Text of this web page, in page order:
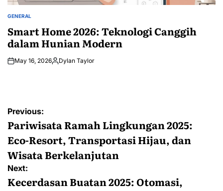
POSTED
GENERAL
Smart Home 2026: Teknologi Canggih
dalam Hunian Modern
May 16, 2026Posted
Dylan Taylor
Post
navigation
Previous:
Pariwisata Ramah Lingkungan 2025:
Eco-Resort, Transportasi Hijau, dan
Wisata Berkelanjutan
Next:
Kecerdasan Buatan 2025: Otomasi,